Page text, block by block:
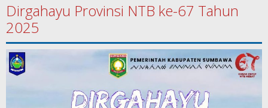
Dirgahayu Provinsi NTB ke-67 Tahun
2025